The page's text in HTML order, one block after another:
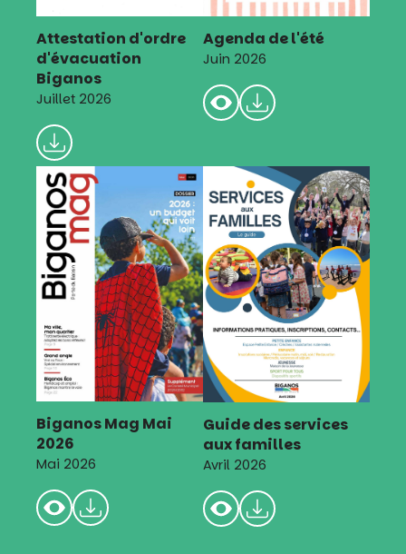
Attestation d'ordre
d'évacuation
Biganos
Juillet 2026
Agenda de l'été
Juin 2026
Biganos Mag Mai
2026
Mai 2026
Guide des services
aux familles
Avril 2026